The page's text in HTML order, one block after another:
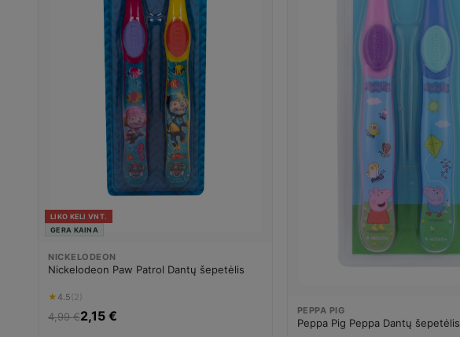
LIKO KELI VNT.
GERA KAINA
NICKELODEON
Nickelodeon Paw Patrol Dantų šepetėlis
★ 4.5(2)
4,99 €2,15 € PEPPA PIG
Peppa Pig Peppa Dantų šepetėlis